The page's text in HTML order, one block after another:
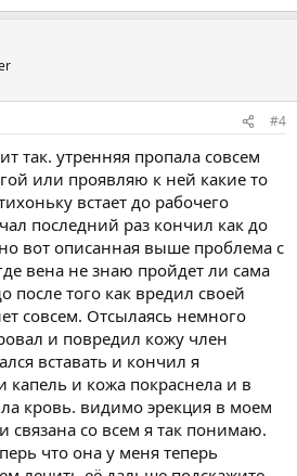
#4
так. утренняя пропала совсем
или проявляю к ней какие то
встает до рабочего
последний раз кончил как до
вот описанная выше проблема с
вена не знаю пройдет ли сама
после того как вредил своей
совсем. Отсылаясь немного
и повредил кожу член
вставать и кончил я
и кожа покраснела и в
кровь. видимо эрекция в моем
связана со всем я так понимаю.
что она у меня теперь